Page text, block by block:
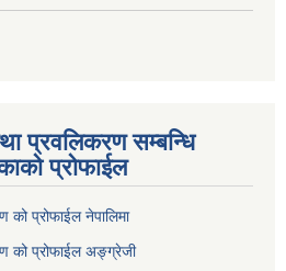
प्रवलिकरण सम्बन्धि
प्रोफाईल
को प्रोफाईल नेपालिमा
को प्रोफाईल अङ्ग्रेजी